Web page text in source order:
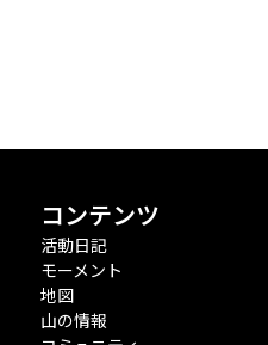
コンテンツ
活動日記
モーメント
地図
山の情報